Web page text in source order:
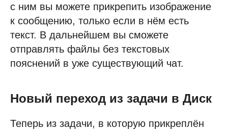
с ним вы можете прикрепить изображение
к сообщению, только если в нём есть
текст. В дальнейшем вы сможете
отправлять файлы без текстовых
пояснений в уже существующий чат.
Новый переход из задачи в Диск
Теперь из задачи, в которую прикреплён